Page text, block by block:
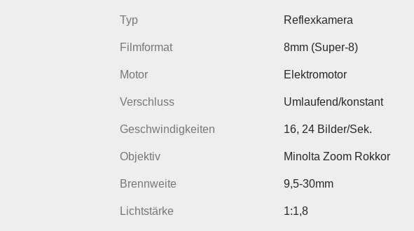
Typ Reflexkamera
Filmformat 8mm (Super-8)
Motor Elektromotor
Verschluss Umlaufend/konstant
Geschwindigkeiten 16, 24 Bilder/Sek.
Objektiv Minolta Zoom Rokkor
Brennweite 9,5-30mm
Lichtstärke 1:1,8